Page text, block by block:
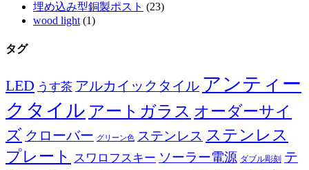
埋め込み型銅製ポスト (23)
wood light (1)
タグ
LED うす茶 アルカイックタイル アンティー
クタイル アートガラス オーダーサイ
ズ クローバー グリーン色 ステンレス ステンレス
プレート スワロフスキー ソーラー電源 ダブル彫刻 テ